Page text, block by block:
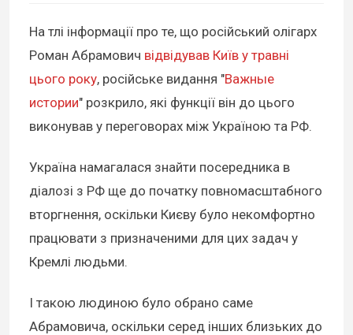
На тлі інформації про те, що російський олігарх
Роман Абрамович відвідував Київ у травні
цього року, російське видання "Важные
истории" розкрило, які функції він до цього
виконував у переговорах між Україною та РФ.
Україна намагалася знайти посередника в
діалозі з РФ ще до початку повномасштабного
вторгнення, оскільки Києву було некомфортно
працювати з призначеними для цих задач у
Кремлі людьми.
І такою людиною було обрано саме
Абрамовича, оскільки серед інших близьких до